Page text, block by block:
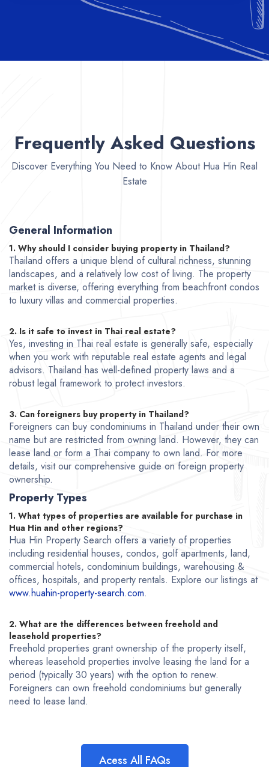
Frequently Asked Questions
Discover Everything You Need to Know About Hua Hin Real
Estate
General Information
1. Why should I consider buying property in Thailand?
Thailand offers a unique blend of cultural richness, stunning
landscapes, and a relatively low cost of living. The property
market is diverse, offering everything from beachfront condos
to luxury villas and commercial properties.
2. Is it safe to invest in Thai real estate?
Yes, investing in Thai real estate is generally safe, especially
when you work with reputable real estate agents and legal
advisors. Thailand has well-defined property laws and a
robust legal framework to protect investors.
3. Can foreigners buy property in Thailand?
Foreigners can buy condominiums in Thailand under their own
name but are restricted from owning land. However, they can
lease land or form a Thai company to own land. For more
details, visit our comprehensive guide on foreign property
ownership.
Property Types
1. What types of properties are available for purchase in
Hua Hin and other regions?
Hua Hin Property Search offers a variety of properties
including residential houses, condos, golf apartments, land,
commercial hotels, condominium buildings, warehousing &
offices, hospitals, and property rentals. Explore our listings at
www.huahin-property-search.com.
2. What are the differences between freehold and
leasehold properties?
Freehold properties grant ownership of the property itself,
whereas leasehold properties involve leasing the land for a
period (typically 30 years) with the option to renew.
Foreigners can own freehold condominiums but generally
need to lease land.
Acess All FAQs